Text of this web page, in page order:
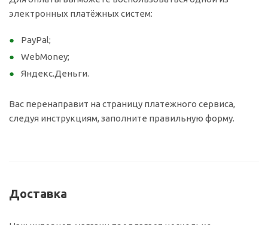
электронных платёжных систем:
PayPal;
WebMoney;
Яндекс.Деньги.
Вас перенаправит на страницу платежного сервиса,
следуя инструкциям, заполните правильную форму.
Доставка